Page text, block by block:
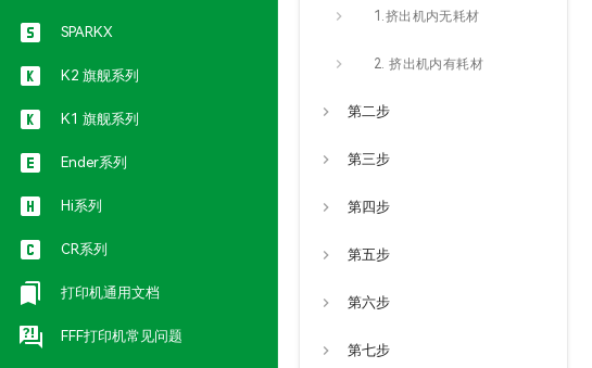
SPARKX
K2 旗舰系列
K1 旗舰系列
Ender系列
Hi系列
CR系列
打印机通用文档
FFF打印机常见问题
1.挤出机内无耗材
2. 挤出机内有耗材
第二步
第三步
第四步
第五步
第六步
第七步